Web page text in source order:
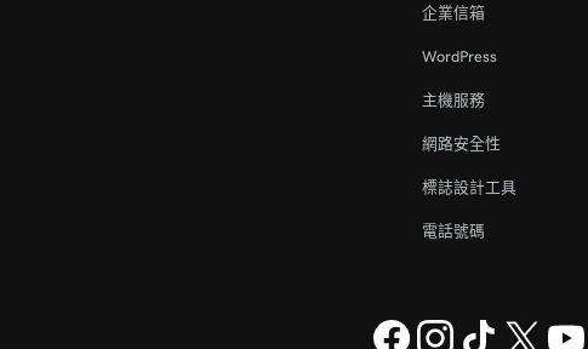
企業信箱
WordPress
主機服務
網路安全性
標誌設計工具
電話號碼